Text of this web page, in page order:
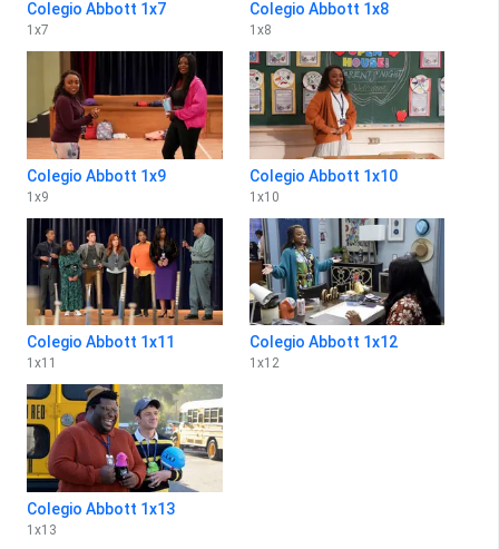
Colegio Abbott 1x7
1 x7
Colegio Abbott 1x8
1 x8
Colegio Abbott 1x9
1 x9
Colegio Abbott 1x10
1 x10
Colegio Abbott 1x11
1 x11
Colegio Abbott 1x12
1 x12
Colegio Abbott 1x13
1 x13